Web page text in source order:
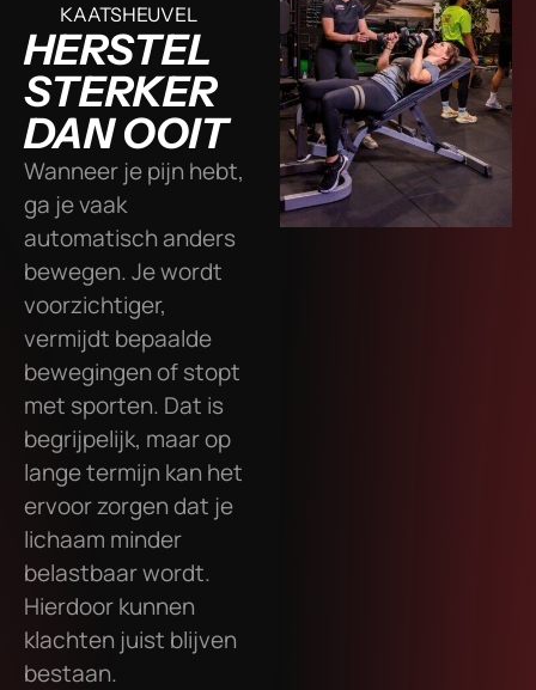
KAATSHEUVEL
HERSTEL
STERKER
DAN OOIT
Wanneer je pijn hebt,
ga je vaak
automatisch anders
bewegen. Je wordt
voorzichtiger,
vermijdt bepaalde
bewegingen of stopt
met sporten. Dat is
begrijpelijk, maar op
lange termijn kan het
ervoor zorgen dat je
lichaam minder
belastbaar wordt.
Hierdoor kunnen
klachten juist blijven
bestaan.